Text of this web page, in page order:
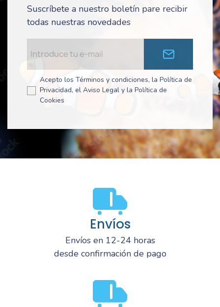
Suscríbete a nuestro boletín pare recibir
todas nuestras novedades
Acepto los Términos y condiciones, la Política de
Privacidad, el Aviso Legal y la Política de
Cookies
Envíos
Envíos en 12-24 horas
desde confirmación de pago